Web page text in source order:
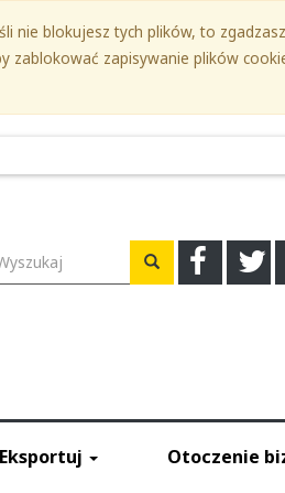
nie blokujesz tych plików, to
zapisywanie plików
Facebook
Wyszukaj
Eksportuj Otoczenie